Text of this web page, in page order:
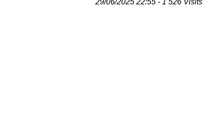
29/06/2025 22:55 - 1 526 Visits